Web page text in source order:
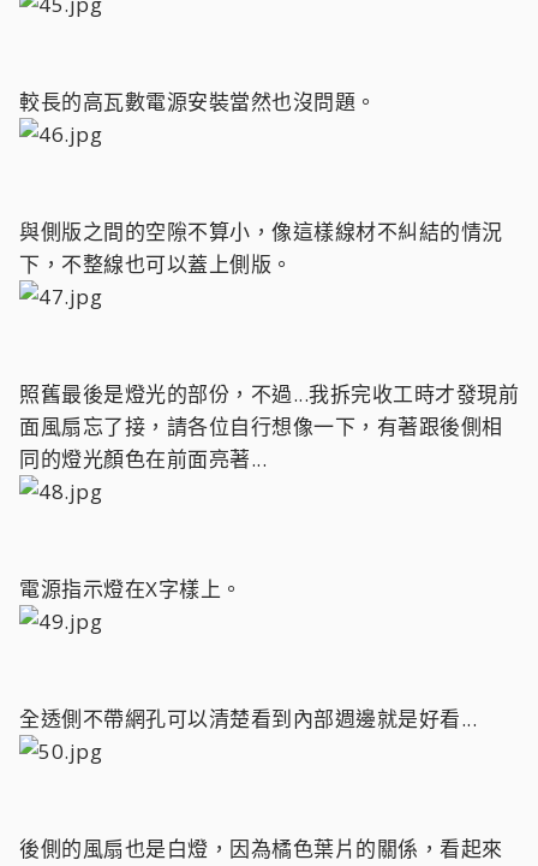
較長的高瓦數電源安裝當然也沒問題。
與側版之間的空隙不算小，像這樣線材不糾結的情況
下，不整線也可以蓋上側版。
照舊最後是燈光的部份，不過...我拆完收工時才發現前
面風扇忘了接，請各位自行想像一下，有著跟後側相
同的燈光顏色在前面亮著...
電源指示燈在X字樣上。
全透側不帶網孔可以清楚看到內部週邊就是好看...
後側的風扇也是白燈，因為橘色葉片的關係，看起來